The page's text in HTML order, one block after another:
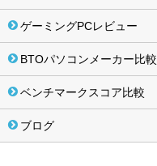
ゲーミングPCレビュー
BTOパソコンメーカー比較
ベンチマークスコア比較
ブログ